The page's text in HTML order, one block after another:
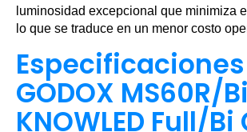
luminosidad excepcional que minimiza
lo que se traduce en un menor costo
Especificaciones
GODOX MS60R/Bi
KNOWLED Full/Bi